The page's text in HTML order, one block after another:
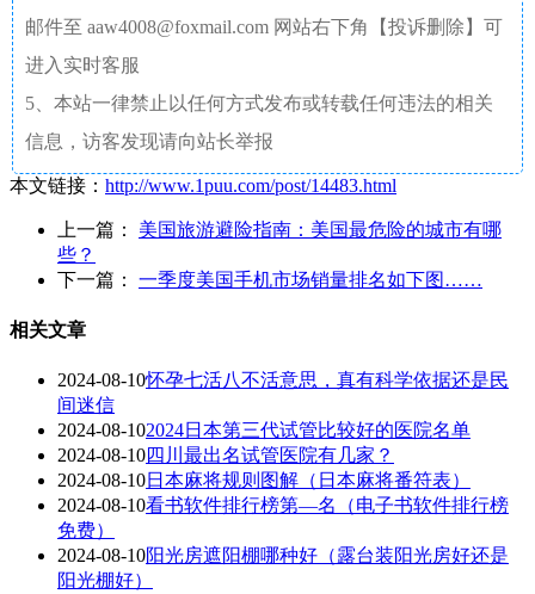
邮件至 aaw4008@foxmail.com 网站右下角【投诉删除】可
进入实时客服
5、本站一律禁止以任何方式发布或转载任何违法的相关
信息，访客发现请向站长举报
本文链接： http://www.1puu.com/post/14483.html
上一篇： 美国旅游避险指南：美国最危险的城市有哪
些？
下一篇： 一季度美国手机市场销量排名如下图……
相关文章
2024-08-10怀孕七活八不活意思，真有科学依据还是民
间迷信
2024-08-102024日本第三代试管比较好的医院名单
2024-08-10四川最出名试管医院有几家？
2024-08-10日本麻将规则图解（日本麻将番符表）
2024-08-10看书软件排行榜第—名（电子书软件排行榜
免费）
2024-08-10阳光房遮阳棚哪种好（露台装阳光房好还是
阳光棚好）